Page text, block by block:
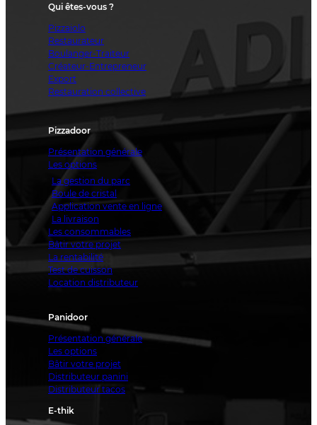
Qui êtes-vous ?
Pizzaiolo
Restaurateur
Boulanger-Traiteur
Créateur-Entrepreneur
Export
Restauration collective
Pizzadoor
Présentation générale
Les options
La gestion du parc
Boule de cristal
Application vente en ligne
La livraison
Les consommables
Bâtir votre projet
La rentabilité
Test de cuisson
Location distributeur
Panidoor
Présentation générale
Les options
Bâtir votre projet
Distributeur panini
Distributeur tacos
E-thik